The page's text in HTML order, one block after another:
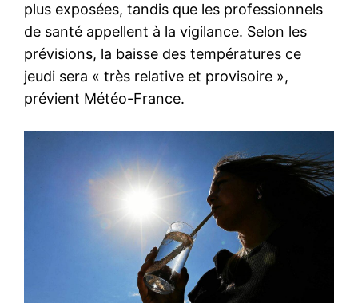
plus exposées, tandis que les professionnels
de santé appellent à la vigilance. Selon les
prévisions, la baisse des températures ce
jeudi sera « très relative et provisoire »,
prévient Météo-France.